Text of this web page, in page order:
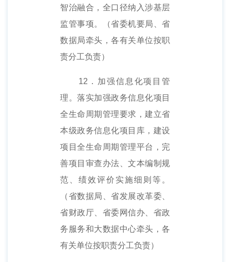
智治融合，全口径纳入涉基层
监管事项。（省委机要局、省
数据局牵头，各有关单位按职
责分工负责）
12．加强信息化项目管
理。落实加强政务信息化项目
全生命周期管理要求，建立省
本级政务信息化项目库，建设
项目全生命周期管理平台，完
善项目审查办法、文本编制规
范、绩效评价实施细则等。
（省数据局、省发展改革委、
省财政厅、省委网信办、省政
务服务和大数据中心牵头，各
有关单位按职责分工负责）